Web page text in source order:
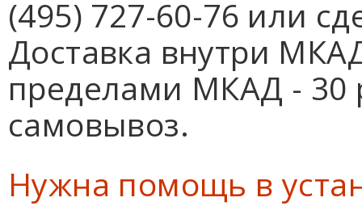
(495) 727-60-76 или
Доставка внутри
пределами МКАД - 30
самовывоз.
Нужна помощь в